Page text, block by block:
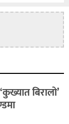
बिरालो’